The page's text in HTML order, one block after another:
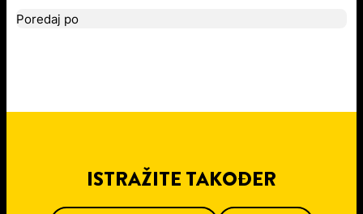
Poredaj po
ISTRAŽITE TAKOĐER